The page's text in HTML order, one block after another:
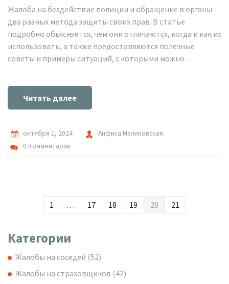
Жалоба на бездействие полиции и обращение в органы –
два разных метода защиты своих прав. В статье
подробно объясняется, чем они отличаются, когда и как их
использовать, а также предоставляются полезные
советы и примеры ситуаций, с которыми можно
нарушениях со стороны полиции.
Читать далее
октября 1, 2024
Анфиса Малиновская
0 Комментарии
1 … 17 18 19 20 21
Категории
Жалобы на соседей (52)
Жалобы на страховщиков (42)